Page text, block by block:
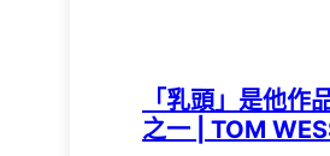
「乳頭」是他作
之一 | TOM